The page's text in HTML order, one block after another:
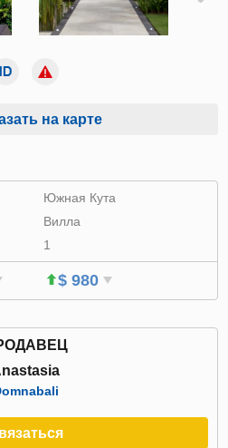
на карте
Южная Кута
Вилла
1
$ 980